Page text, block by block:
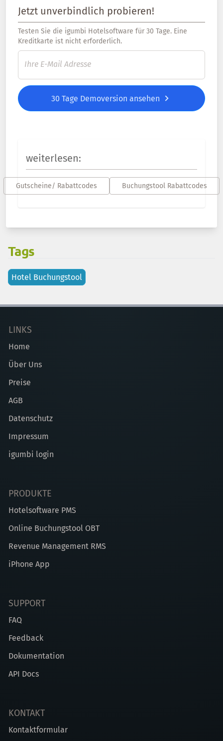
Jetzt unverbindlich probieren!
Testen Sie die igumbi Hotelsoftware für 30 Tage. Eine
Kreditkarte ist nicht erforderlich.
30 Tage Demoversion ansehen
weiterlesen:
Gutscheine/ Rabattcodes Buchungstool Rabattcodes
Tags
Hotel Buchungstool
LINKS
Home
Über Uns
Preise
AGB
Datenschutz
Impressum
igumbi login
PRODUKTE
Hotelsoftware PMS
Online Buchungstool OBT
Revenue Management RMS
iPhone App
SUPPORT
FAQ
Feedback
Dokumentation
API Docs
KONTAKT
Kontaktformular